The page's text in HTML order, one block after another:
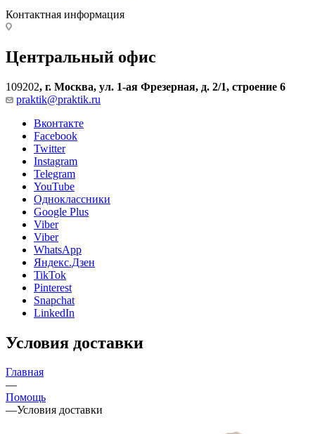
Контактная информация
Центральный офис
109202, г. Москва, ул. 1-ая Фрезерная, д. 2/1, строение 6
praktik@praktik.ru
Вконтакте
Facebook
Twitter
Instagram
Telegram
YouTube
Одноклассники
Google Plus
Viber
Viber
WhatsApp
Яндекс.Дзен
TikTok
Pinterest
Snapchat
LinkedIn
Условия доставки
Главная
—
Помощь
—Условия доставки